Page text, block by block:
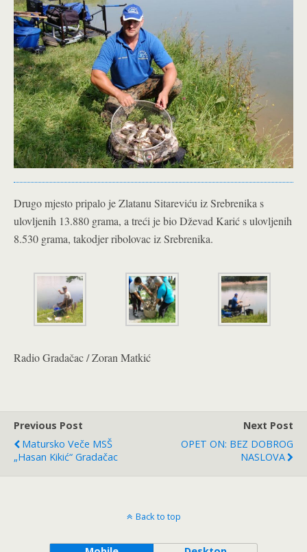
Drugo mjesto pripalo je Zlatanu Sitareviću iz Srebrenika s
ulovljenih 13.880 grama, a treći je bio Dževad Karić s ulovljenih
8.530 grama, takodjer ribolovac iz Srebrenika.
Radio Gradačac / Zoran Matkić
Previous Post
Matursko Veče MSŠ
„Hasan Kikić“ Gradačac
Next Post
OPET ON: BEZ DOBROG
NASLOVA
Back to top